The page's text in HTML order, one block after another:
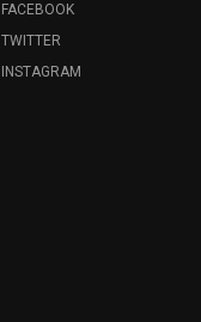
FACEBOOK
TWITTER
INSTAGRAM